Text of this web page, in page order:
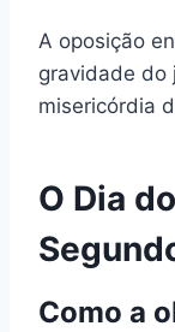
A oposição
gravidade do
misericórdia
O Dia
Como a